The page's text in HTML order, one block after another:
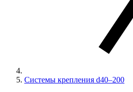
Системы крепления d40–200